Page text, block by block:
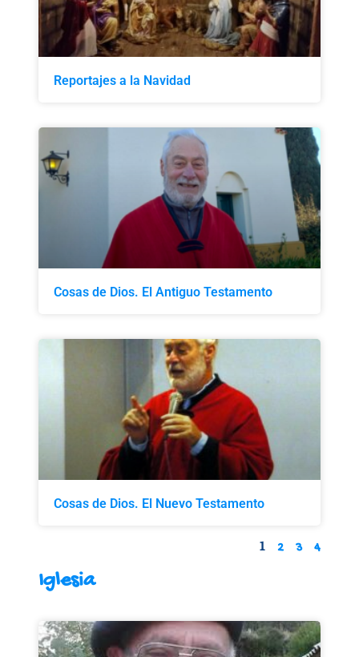
Reportajes a la Navidad
Cosas de Dios. El Antiguo Testamento
Cosas de Dios. El Nuevo Testamento
1 2 3 4
Iglesia